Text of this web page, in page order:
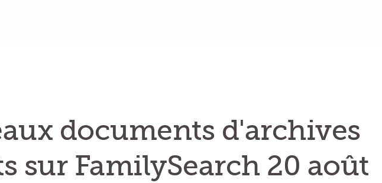
documents d'archives
sur FamilySearch 20 août